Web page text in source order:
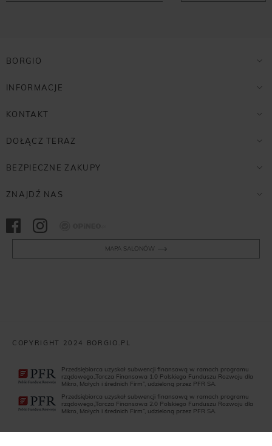
BORGIO
INFORMACJE
KONTAKT
DOŁĄCZ TERAZ
BEZPIECZNE ZAKUPY
ZNAJDŹ NAS
MAPA SALONÓW
COPYRIGHT 2024 BORGIO.PL
Przedsiębiorca uzyskał subwencji finansową w ramach programu
rządowego„Tarcza Finansowa 1.0 Polskiego Funduszu Rozwoju dla
Mikro, Małych i średnich Firm”, udzieloną przez PFR SA.
Przedsiębiorca uzyskał subwencji finansową w ramach programu
rządowego„Tarcza Finansowa 2.0 Polskiego Funduszu Rozwoju dla
Mikro, Małych i średnich Firm”, udzieloną przez PFR SA.